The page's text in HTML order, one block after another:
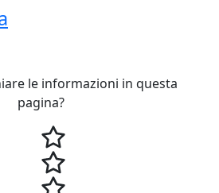
le informazioni in questa
pagina?